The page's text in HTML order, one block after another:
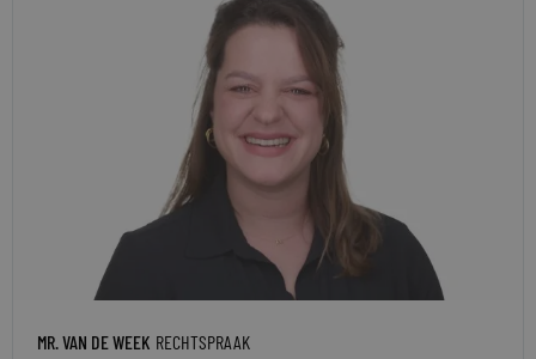
MR. VAN DE WEEK RECHTSPRAAK